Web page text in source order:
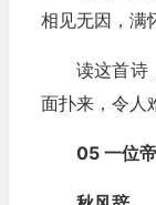
相见无因，满
读这首诗
面扑来，令人
05 一位